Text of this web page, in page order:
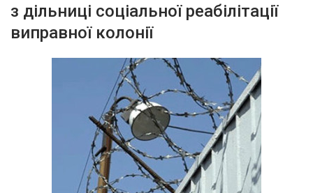
з дільниці соціальної реабілітації
виправної колонії